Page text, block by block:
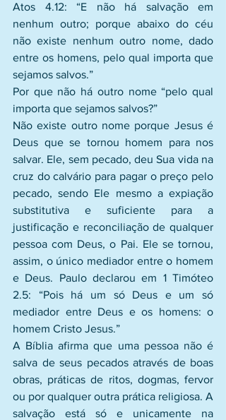
Atos 4.12: “E não há salvação em
nenhum outro; porque abaixo do céu
não existe nenhum outro nome, dado
entre os homens, pelo qual importa que
sejamos salvos.”
Por que não há outro nome “pelo qual
importa que sejamos salvos?”
Não existe outro nome porque Jesus é
Deus que se tornou homem para nos
salvar. Ele, sem pecado, deu Sua vida na
cruz do calvário para pagar o preço pelo
pecado, sendo Ele mesmo a expiação
substitutiva e suficiente para a
justificação e reconciliação de qualquer
pessoa com Deus, o Pai. Ele se tornou,
assim, o único mediador entre o homem
e Deus. Paulo declarou em 1 Timóteo
2.5: “Pois há um só Deus e um só
mediador entre Deus e os homens: o
homem Cristo Jesus.”
A Bíblia afirma que uma pessoa não é
salva de seus pecados através de boas
obras, práticas de ritos, dogmas, fervor
ou por qualquer outra prática religiosa. A
salvação está só e unicamente na